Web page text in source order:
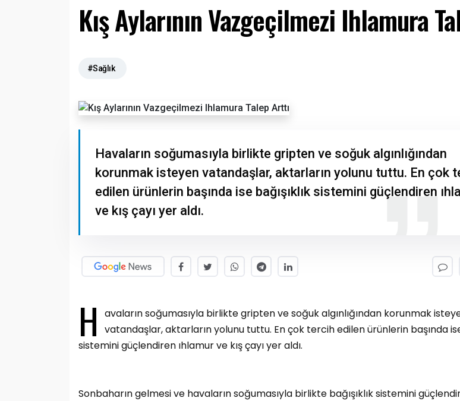
Kış Aylarının Vazgeçilmezi Ihlamura
#Sağlık
Havaların soğumasıyla birlikte gripten ve soğuk algınlığından
korunmak isteyen vatandaşlar, aktarların yolunu tuttu. En çok
edilen ürünlerin başında ise bağışıklık sistemini güçlendiren
ve kış çayı yer aldı.
H
avaların soğumasıyla birlikte gripten ve soğuk algınlığından korunmak
vatandaşlar, aktarların yolunu tuttu. En çok tercih edilen ürünlerin başında ise
sistemini güçlendiren ıhlamur ve kış çayı yer aldı.
Sonbaharın gelmesi ve havaların soğumasıyla birlikte bağışıklık sistemini